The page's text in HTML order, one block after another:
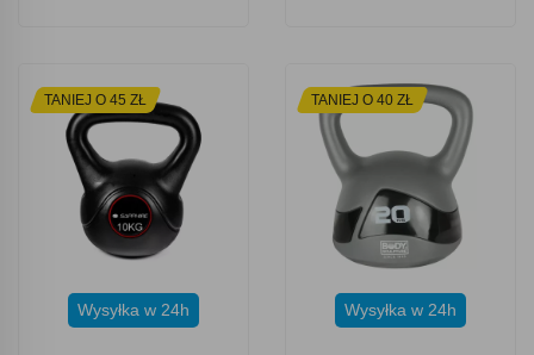
TANIEJ O 45 ZŁ
Wysyłka w 24h
TANIEJ O 40 ZŁ
Wysyłka w 24h